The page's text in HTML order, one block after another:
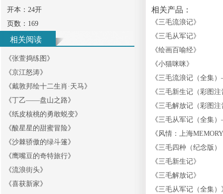
开本： 24开
页数： 169
相关阅读
《张萱捣练图 》
《京江怒涛》
《戴敦邦绘十二生肖·天马》
《丁乙——盘山之路》
《纸皮核桃的勇敢蜕变》
《酸星星的甜蜜冒险》
《沙棘骄傲的绿斗篷》
《鹰嘴豆的奇特旅行》
《流浪街头》
《喜获新家》
相关产品：
《三毛流浪记》
《三毛从军记》
《绘画百喻经》
《小猫咪咪》
《三毛流浪记（全集
《三毛新生记（彩图注
《三毛解放记（彩图注
《三毛从军记（全集
《 风情：上海
《三毛四种（纪念版）
《三毛新生记》
《三毛解放记》
《三毛从军记（全集）